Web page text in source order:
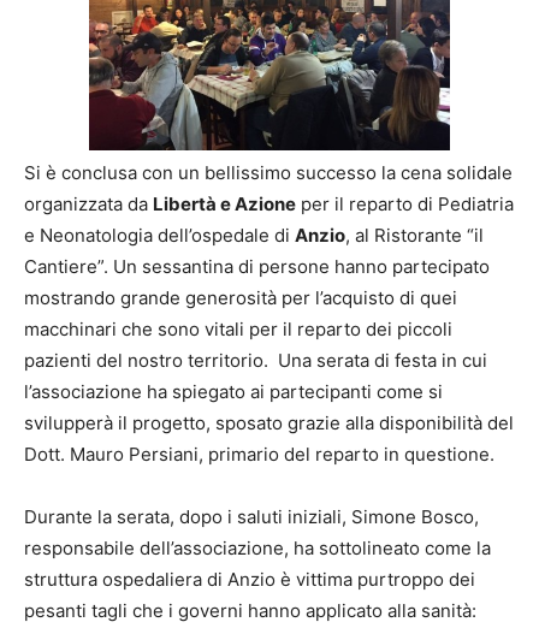
Si è conclusa con un bellissimo successo la cena solidale
organizzata da Libertà e Azione per il reparto di Pediatria
e Neonatologia dell’ospedale di Anzio, al Ristorante “il
Cantiere”. Un sessantina di persone hanno partecipato
mostrando grande generosità per l’acquisto di quei
macchinari che sono vitali per il reparto dei piccoli
pazienti del nostro territorio. Una serata di festa in cui
l’associazione ha spiegato ai partecipanti come si
svilupperà il progetto, sposato grazie alla disponibilità del
Dott. Mauro Persiani, primario del reparto in questione.
Durante la serata, dopo i saluti iniziali, Simone Bosco,
responsabile dell’associazione, ha sottolineato come la
struttura ospedaliera di Anzio è vittima purtroppo dei
pesanti tagli che i governi hanno applicato alla sanità: